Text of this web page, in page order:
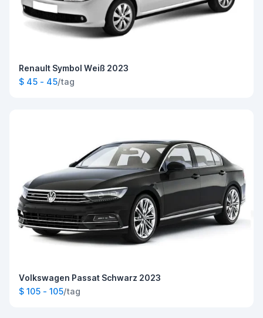
Renault Symbol Weiß 2023
$ 45 - 45/tag
Volkswagen Passat Schwarz 2023
$ 105 - 105/tag